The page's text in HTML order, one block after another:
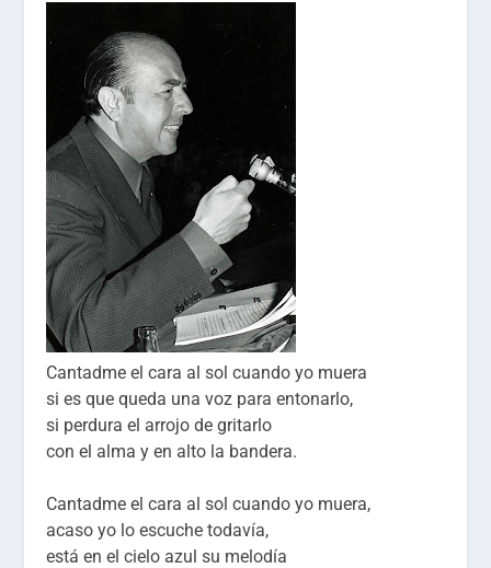
Cantadme el cara al sol cuando yo muera
si es que queda una voz para entonarlo,
si perdura el arrojo de gritarlo
con el alma y en alto la bandera.
Cantadme el cara al sol cuando yo muera,
acaso yo lo escuche todavía,
está en el cielo azul su melodía